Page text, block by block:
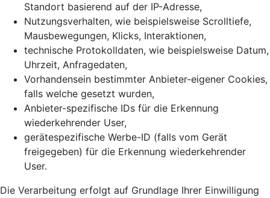
Standort basierend auf der IP-Adresse,
Nutzungsverhalten, wie beispielsweise Scrolltiefe,
Mausbewegungen, Klicks, Interaktionen,
technische Protokolldaten, wie beispielsweise Datum,
Uhrzeit, Anfragedaten,
Vorhandensein bestimmter Anbieter-eigener Cookies,
falls welche gesetzt wurden,
Anbieter-spezifische IDs für die Erkennung
wiederkehrender User,
gerätespezifische Werbe-ID (falls vom Gerät
freigegeben) für die Erkennung wiederkehrender
User.
Die Verarbeitung erfolgt auf Grundlage Ihrer Einwilligung